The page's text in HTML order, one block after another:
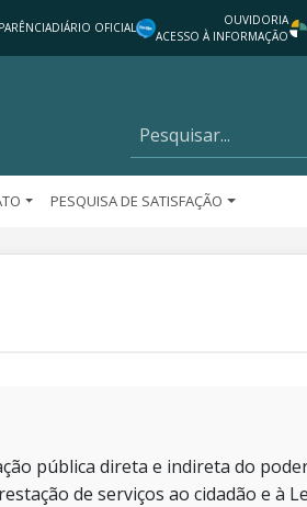
DIÁRIO OFICIAL
OUVIDORIA
ACESSO À INFORMAÇÃO
PESQUISA DE SATISFAÇÃO
pública direta e indireta do
de serviços ao cidadão e à